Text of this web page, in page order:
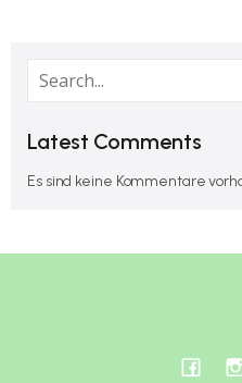
Latest Comments
Es sind keine Kommentare